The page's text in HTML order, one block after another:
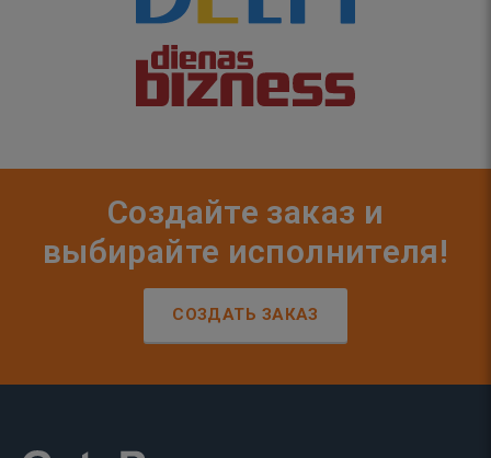
Создайте заказ и
выбирайте исполнителя!
СОЗДАТЬ ЗАКАЗ